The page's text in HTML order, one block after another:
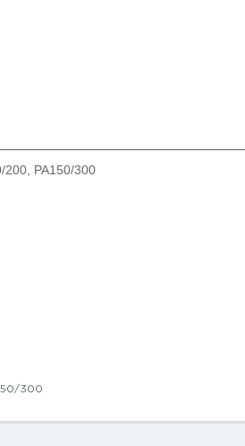
200, РА150/300
300